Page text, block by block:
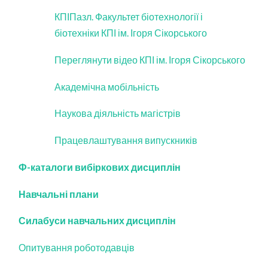
КПІПазл. Факультет біотехнології і
біотехніки КПІ ім. Ігоря Сікорського
Переглянути відео КПІ ім. Ігоря Сікорського
Академічна мобільність
Наукова діяльність магістрів
Працевлаштування випускників
Ф-каталоги вибіркових дисциплін
Навчальні плани
Силабуси навчальних дисциплін
Опитування роботодавців